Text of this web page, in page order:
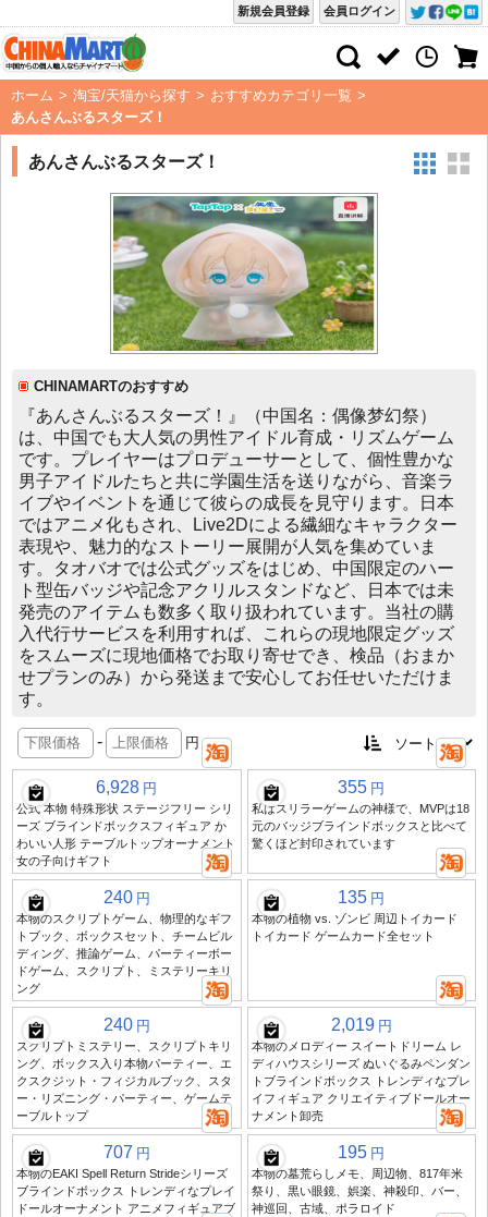
会員ログイン
新規会員登録
ホーム > 淘宝/天猫から探す > おすすめカテゴリ一覧 >
あんさんぶるスターズ！
あんさんぶるスターズ！
CHINAMARTのおすすめ
『あんさんぶるスターズ！』（中国名：偶像梦幻祭）
は、中国でも大人気の男性アイドル育成・リズムゲーム
です。プレイヤーはプロデューサーとして、個性豊かな
男子アイドルたちと共に学園生活を送りながら、音楽ラ
イブやイベントを通じて彼らの成長を見守ります。日本
ではアニメ化もされ、Live2Dによる繊細なキャラクター
表現や、魅力的なストーリー展開が人気を集めていま
す。タオバオでは公式グッズをはじめ、中国限定のハー
ト型缶バッジや記念アクリルスタンドなど、日本では未
発売のアイテムも数多く取り扱われています。当社の購
入代行サービスを利用すれば、これらの現地限定グッズ
をスムーズに現地価格でお取り寄せでき、検品（おまか
せプランのみ）から発送まで安心してお任せいただけま
す。
- 円
6,928 円
公式 本物 特殊形状 ステージフリー シリ
ーズ ブラインドボックスフィギュア か
わいい人形 テーブルトップオーナメント
女の子向けギフト
355 円
私はスリラーゲームの神様で、MVPは18
元のバッジブラインドボックスと比べて
驚くほど封印されています
240 円
本物のスクリプトゲーム、物理的なギフ
トブック、ボックスセット、チームビル
ディング、推論ゲーム、パーティーボー
ドゲーム、スクリプト、ミステリーキリ
ング
135 円
本物の植物 vs. ゾンビ 周辺トイカード
トイカード ゲームカード全セット
240 円
スクリプトミステリー、スクリプトキリ
ング、ボックス入り本物パーティー、エ
クスクジット・フィジカルブック、スタ
ー・リズニング・パーティー、ゲームテ
ーブルトップ
2,019 円
本物のメロディー スイートドリーム レ
ディハウスシリーズ ぬいぐるみペンダン
トブラインドボックス トレンディなプレ
イフィギュア クリエイティブドールオー
ナメント卸売
707 円
本物のEAKI Spell Return Strideシリーズ
ブラインドボックス トレンディなプレイ
ドールオーナメント アニメフィギュアブ
195 円
本物の墓荒らしメモ、周辺物、817年米
祭り、黒い眼鏡、娯楽、神殺印、バー、
神巡回、古域、ポラロイド